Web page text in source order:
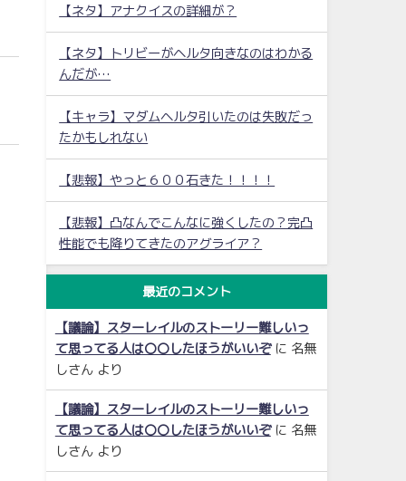
【ネタ】アナクイスの詳細が？
【ネタ】トリビーがヘルタ向きなのはわかる
んだが…
【キャラ】マダムヘルタ引いたのは失敗だっ
たかもしれない
【悲報】やっと６００石きた！！！！
【悲報】凸なんでこんなに強くしたの？完凸
性能でも降りてきたのアグライア？
最近のコメント
【議論】スターレイルのストーリー難しいっ
て思ってる人は〇〇したほうがいいぞに 名無
しさんより
【議論】スターレイルのストーリー難しいっ
て思ってる人は〇〇したほうがいいぞに 名無
しさんより